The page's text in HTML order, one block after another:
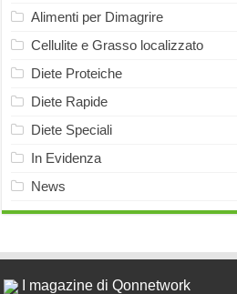
Alimenti per Dimagrire
Cellulite e Grasso localizzato
Diete Proteiche
Diete Rapide
Diete Speciali
In Evidenza
News
I magazine di Qonnetwork